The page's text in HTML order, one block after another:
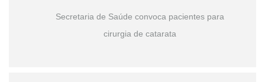
Secretaria de Saúde convoca pacientes para
cirurgia de catarata